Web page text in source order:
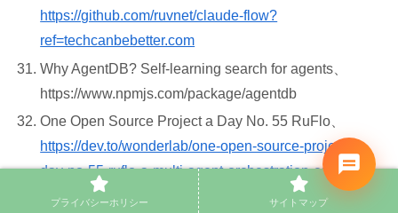
https://github.com/ruvnet/claude-flow?
ref=techcanbebetter.com
Why AgentDB? Self-learning search for agents、
https://www.npmjs.com/package/agentdb
One Open Source Project a Day No. 55 RuFlo、
https://dev.to/wonderlab/one-open-source-project-a-
day-no-55-ruflo-a-multi-agent-orchestration-engine-
for-the-ai-swarm-1fnp
プライバシーホリシー サイトマップ